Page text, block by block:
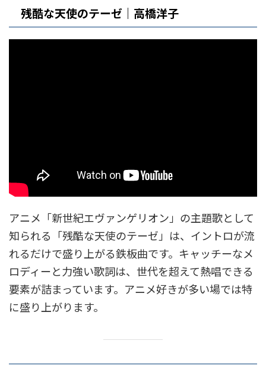
残酷な天使のテーゼ｜高橋洋子
アニメ「新世紀エヴァンゲリオン」の主題歌として
知られる「残酷な天使のテーゼ」は、イントロが流
れるだけで盛り上がる鉄板曲です。キャッチーなメ
ロディーと力強い歌詞は、世代を超えて熱唱できる
要素が詰まっています。アニメ好きが多い場では特
に盛り上がります。